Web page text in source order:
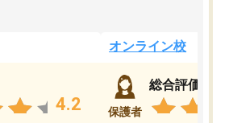
4.2
オンライン校
保護者
総合評価